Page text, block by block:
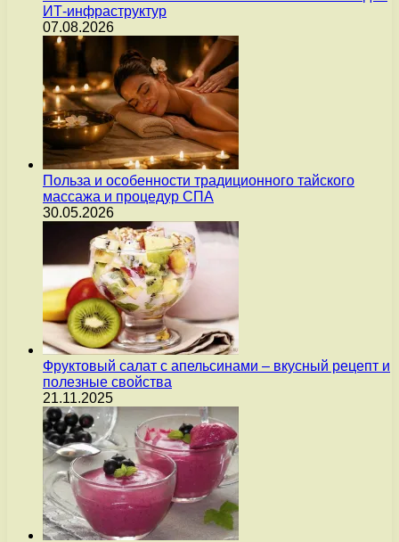
ИТ-инфраструктур
07.08.2026
Польза и особенности традиционного тайского
массажа и процедур СПА
30.05.2026
Фруктовый салат с апельсинами – вкусный рецепт и
полезные свойства
21.11.2025